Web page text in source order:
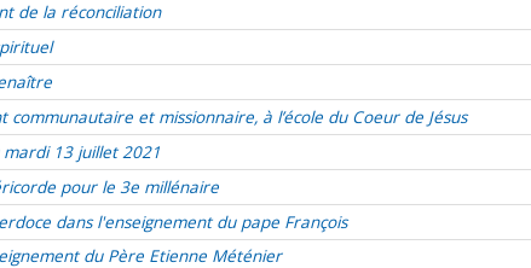
de la réconciliation
communautaire et missionnaire, à l’école du Coeur de Jésus
13 juillet 2021
pour le 3e millénaire
dans l'enseignement du pape François
du Père Etienne Méténier